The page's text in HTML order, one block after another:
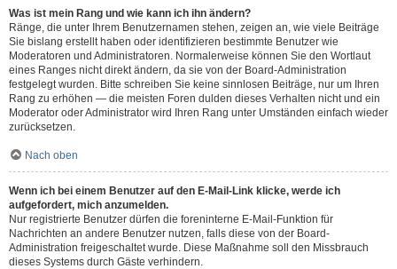
Was ist mein Rang und wie kann ich ihn ändern?
Ränge, die unter Ihrem Benutzernamen stehen, zeigen an, wie viele Beiträge
Sie bislang erstellt haben oder identifizieren bestimmte Benutzer wie
Moderatoren und Administratoren. Normalerweise können Sie den Wortlaut
eines Ranges nicht direkt ändern, da sie von der Board-Administration
festgelegt wurden. Bitte schreiben Sie keine sinnlosen Beiträge, nur um Ihren
Rang zu erhöhen — die meisten Foren dulden dieses Verhalten nicht und ein
Moderator oder Administrator wird Ihren Rang unter Umständen einfach wieder
zurücksetzen.
Nach oben
Wenn ich bei einem Benutzer auf den E-Mail-Link klicke, werde ich
aufgefordert, mich anzumelden.
Nur registrierte Benutzer dürfen die foreninterne E-Mail-Funktion für
Nachrichten an andere Benutzer nutzen, falls diese von der Board-
Administration freigeschaltet wurde. Diese Maßnahme soll den Missbrauch
dieses Systems durch Gäste verhindern.